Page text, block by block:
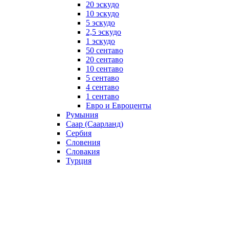
20 эскудо
10 эскудо
5 эскудо
2,5 эскудо
1 эскудо
50 сентаво
20 сентаво
10 сентаво
5 сентаво
4 сентаво
1 сентаво
Евро и Евроценты
Румыния
Саар (Саарланд)
Сербия
Словения
Словакия
Турция